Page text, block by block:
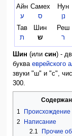
Нун
נן
Самех
ס
Айн
ע
Реш
ר
Шин
ש
Тав
ת
Шин (илисин) -
букваеврейского
звуки "ш" и "с",
300.
1
Происхождение
2
Написание
2.1
Прочие